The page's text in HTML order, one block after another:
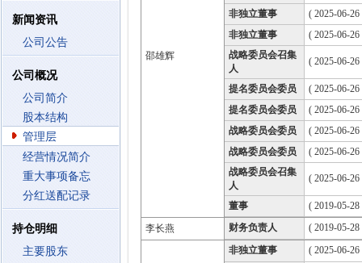
新闻资讯
公司公告
公司概况
公司简介
股本结构
管理层
经营情况简介
重大事项备忘
分红送配记录
持仓明细
主要股东
邵雄辉
非独立董事
( 2025-06-
非独立董事
( 2025-06-
战略委员会召集
人
( 2025-06-
提名委员会委员
( 2025-06-
提名委员会委员
( 2025-06-
战略委员会委员
( 2025-06-
战略委员会委员
( 2025-06-
战略委员会召集
人
( 2025-06-
董事
( 2019-05-
李长燕
财务负责人 ( 2019-05-
非独立董事
( 2025-06-